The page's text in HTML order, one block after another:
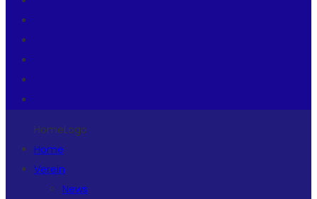
HomeLogo
Home
Verein
News